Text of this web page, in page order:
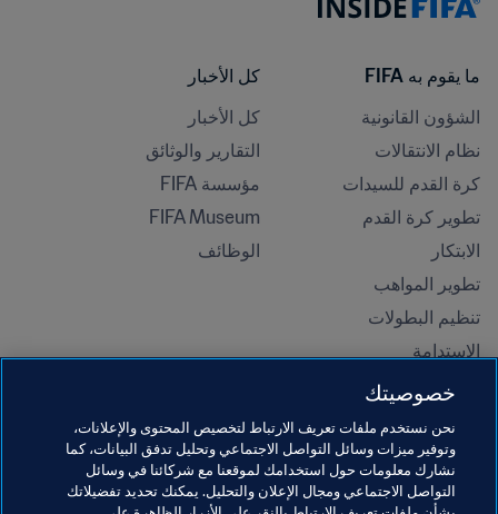
ما يقوم به FIFA
الشؤون القانونية
نظام الانتقالات
كرة القدم للسيدات
تطوير كرة القدم
الابتكار
تطوير المواهب
تنظيم البطولات
الاستدامة
حقوق الإنسان ومناهضة التمييز
المبادرات التعليمية
كل الأخبار
كل الأخبار
التقارير والوثائق
مؤسسة FIFA
FIFA Museum
الوظائف
خصوصيتك
نحن نستخدم ملفات تعريف الارتباط لتخصيص المحتوى والإعلانات،
وتوفير ميزات وسائل التواصل الاجتماعي وتحليل تدفق البيانات، كما
نشارك معلومات حول استخدامك لموقعنا مع شركائنا في وسائل
التواصل الاجتماعي ومجال الإعلان والتحليل. يمكنك تحديد تفضيلاتك